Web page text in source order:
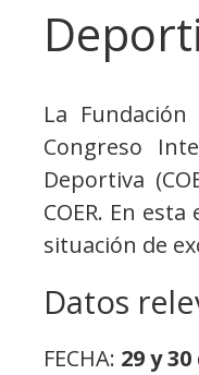
La Fundación
Congreso
Deportiva
COER. En
situación de
Datos
FECHA: 29 y